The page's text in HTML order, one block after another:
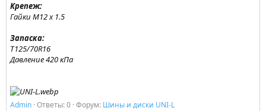
Крепеж:
Гайки M12 x 1.5
Запаска:
T125/70R16
Давление 420 кПа
Admin Ответы: 0 Форум: Шины и диски UNI-L